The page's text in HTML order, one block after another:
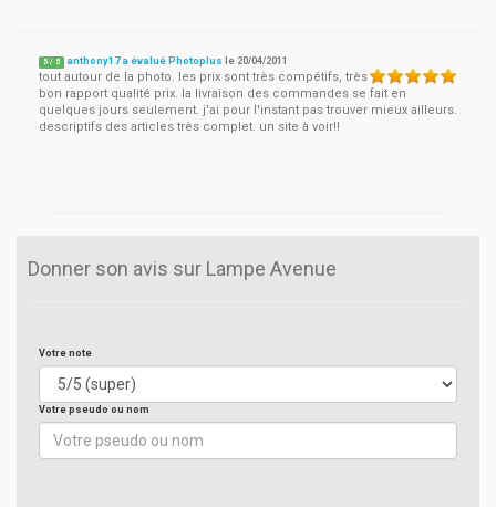
5 / 5 anthony17 a évalué Photoplus le 20/04/2011
tout autour de la photo. les prix sont très compétifs, très
bon rapport qualité prix. la livraison des commandes se fait en
quelques jours seulement. j'ai pour l'instant pas trouver mieux ailleurs.
descriptifs des articles très complet. un site à voir!!
Donner son avis sur Lampe Avenue
Votre note
Votre pseudo ou nom